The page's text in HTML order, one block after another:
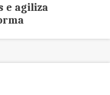
e agiliza